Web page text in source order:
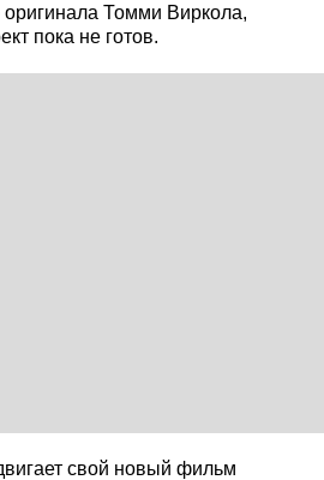
Томми Виркола,
пока не готов.
свой новый фильм